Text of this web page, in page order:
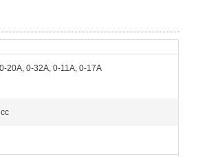
20А, 0-32А, 0-11А, 0-17А